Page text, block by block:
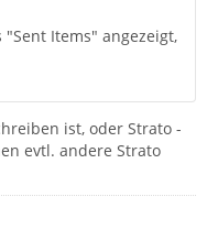
Items" angezeigt,
ist, oder Strato -
evtl. andere Strato